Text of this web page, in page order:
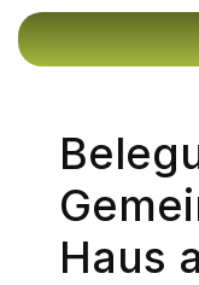
Haus